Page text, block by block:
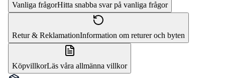
Vanliga frågorHitta snabba svar på vanliga frågor
Retur & ReklamationInformation om returer och byten
KöpvillkorLäs våra allmänna villkor